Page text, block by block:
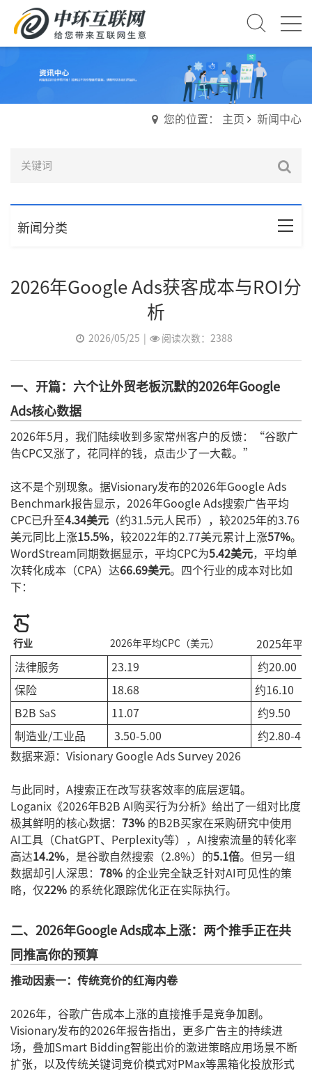
您的位置： 主页 新闻中心
新闻分类
2026年Google Ads获客成本与ROI分
析
2026/05/25 阅读次数：2388
一、开篇：六个让外贸老板沉默的2026年Google
Ads核心数据
2026年5月，我们陆续收到多家常州客户的反馈：“谷歌广
告CPC又涨了，花同样的钱，点击少了一大截。”
这不是个别现象。据Visionary发布的2026年Google Ads
Benchmark报告显示，2026年Google Ads搜索广告平均
CPC已升至4.34美元 （约31.5元人民币），较2025年的3.76
美元同比上涨15.5%，较2022年的2.77美元累计上涨57%。
WordStream同期数据显示，平均CPC为5.42美元，平均单
次转化成本（CPA）达66.69美元。四个行业的成本对比如
下：
行业 2026年平均CPC（美元） 2025年平
法律服务 23.19 约20.00
保险 18.68 约16.10
B2B SaS 11.07 约9.50
制造业/工业品 3.50-5.00
约2.80-
数据来源：Visionary Google Ads Survey 2026
与此同时，A搜索正在改写获客效率的底层逻辑。
Loganix《2026年B2B AI购买行为分析》给出了一组对比度
极其鲜明的核心数据： 73% 的B2B买家在采购研究中使用
AI工具（ChatGPT、Perplexity等），AI搜索流量的转化率
高达14.2%，是谷歌自然搜索（2.8%）的5.1倍。但另一组
数据却引人深思： 78% 的企业完全缺乏针对AI可见性的策
略，仅22% 的系统化跟踪优化正在实际执行。
二、2026年Google Ads成本上涨：两个推手正在共
同推高你的预算
推动因素一：传统竞价的红海内卷
2026年，谷歌广告成本上涨的直接推手是竞争加剧。
Visionary发布的2026年报告指出，更多广告主的持续进
场，叠加Smart Bidding智能出价的激进策略应用场景不断
扩张，以及传统关键词竞价模式对PMax等黑箱化投放形式